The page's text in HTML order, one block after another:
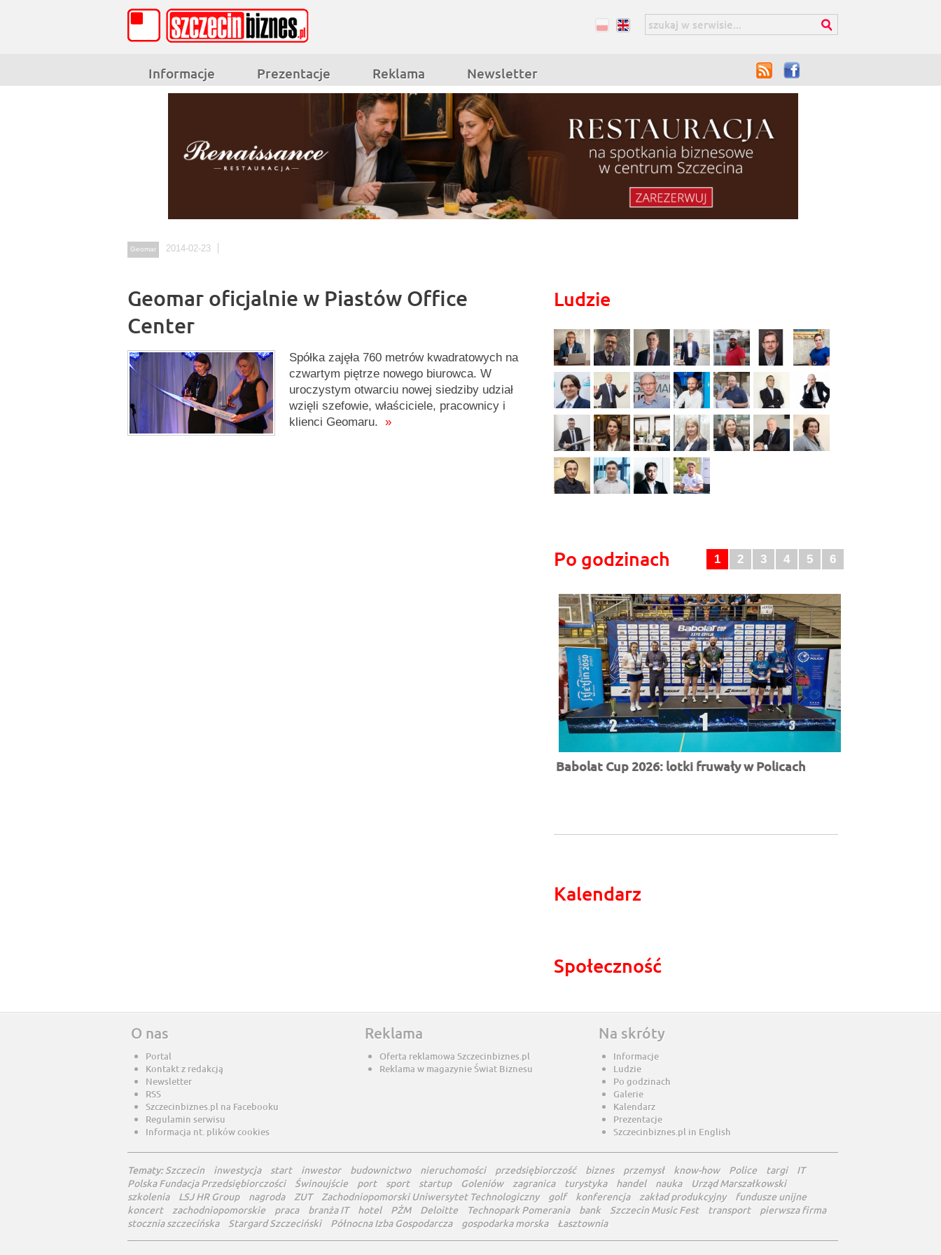
Informacje Prezentacje Reklama Newsletter
Geomar 2014-02-23
Geomar oficjalnie w Piastów Office
Center
Spółka zajęła 760 metrów kwadratowych na
czwartym piętrze nowego biurowca. W
uroczystym otwarciu nowej siedziby udział
wzięli szefowie, właściciele, pracownicy i
klienci Geomaru. »
Ludzie
Po godzinach 1 2 3 4 5 6
Babolat Cup 2026: lotki fruwały w Policach
Kalendarz
Społeczność
O nas
Portal
Kontakt z redakcją
Newsletter
RSS
Szczecinbiznes.pl na Facebooku
Regulamin serwisu
Informacja nt. plików cookies
Reklama
Oferta reklamowa Szczecinbiznes.pl
Reklama w magazynie Świat Biznesu
Na skróty
Informacje
Ludzie
Po godzinach
Galerie
Kalendarz
Prezentacje
Szczecinbiznes.pl in English
Tematy:Szczecin inwestycja start inwestor budownictwo nieruchomości przedsiębiorczość biznes przemysł know-how Police targi
IT
Polska Fundacja Przedsiębiorczości
Świnoujście port sport startup Goleniów zagranica turystyka handel nauka
Urząd Marszałkowski
szkolenia
LSJ HR Group nagroda ZUT Zachodniopomorski Uniwersytet Technologiczny golf konferencja zakład produkcyjny
fundusze unijne
koncert
zachodniopomorskie praca branża IT hotel PŻM Deloitte Technopark Pomerania bank Szczecin Music Fest transport
pierwsza firma
stocznia szczecińska
Stargard Szczeciński Północna Izba Gospodarcza gospodarka morska Łasztownia